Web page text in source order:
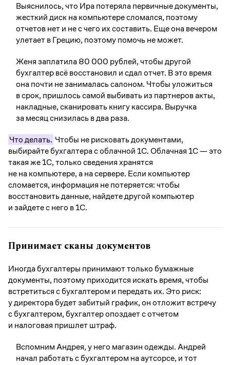
Выяснилось, что Ира потеряла первичные документы,
жесткий диск на компьютере сломался, поэтому
отчетов нет и не с чего их составить. Еще она вечером
улетает в Грецию, поэтому помочь не может.
Женя заплатила 80 000 рублей, чтобы другой
бухгалтер всё восстановил и сдал отчет. В это время
она почти не занималась салоном. Чтобы уложиться
в срок, пришлось самой выбивать из партнеров акты,
накладные, сканировать книгу кассира. Выручка
за месяц снизилась в два раза.
Что делать. Чтобы не рисковать документами,
выбирайте бухгалтера с облачной 1С. Облачная 1С — это
такая же 1С, только сведения хранятся
не на компьютере, а на сервере. Если компьютер
сломается, информация не потеряется: чтобы
восстановить данные, найдете другой компьютер
и зайдете с него в 1С.
Принимает сканы документов
Иногда бухгалтеры принимают только бумажные
документы, поэтому приходится искать время, чтобы
встретиться с бухгалтером и передать их. Это риск:
у директора будет забитый график, он отложит встречу
с бухгалтером, бухгалтер опоздает с отчетом
и налоговая пришлет штраф.
Вспомним Андрея, у него магазин одежды. Андрей
начал работать с бухгалтером на аутсорсе, и тот